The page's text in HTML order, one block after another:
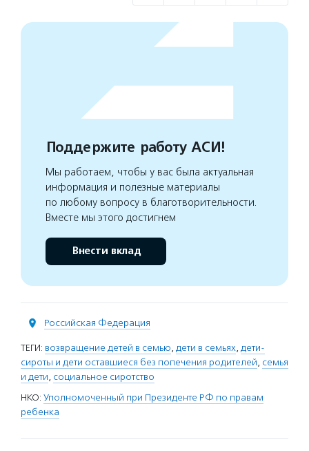
Поддержите работу АСИ!
Мы работаем, чтобы у вас была актуальная
информация и полезные материалы
по любому вопросу в благотворительности.
Вместе мы этого достигнем
Внести вклад
Российская Федерация
ТЕГИ: возвращение детей в семью, дети в семьях, дети-
сироты и дети оставшиеся без попечения родителей, семья
и дети, социальное сиротство
НКО: Уполномоченный при Президенте РФ по правам
ребенка